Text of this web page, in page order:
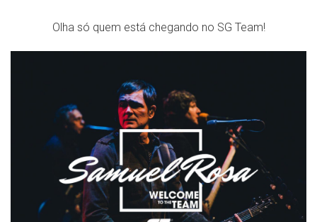
Olha só quem está chegando no SG Team!